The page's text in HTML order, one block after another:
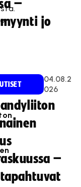
–
jo
04.08.2
026
–